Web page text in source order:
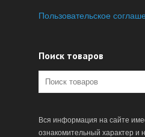
Пользовательское
Поиск товаров
Вся информация на сайте
ознакомительный характер и